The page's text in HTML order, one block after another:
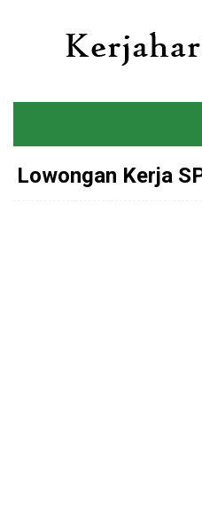
Lowongan Kerja